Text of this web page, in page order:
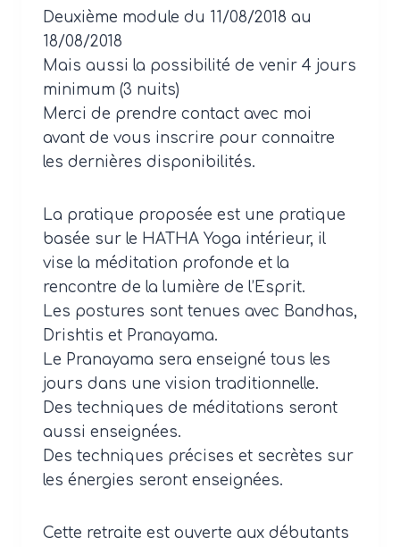
Deuxième module du 11/08/2018 au
18/08/2018
Mais aussi la possibilité de venir 4 jours
minimum (3 nuits)
Merci de prendre contact avec moi
avant de vous inscrire pour connaitre
les dernières disponibilités.
La pratique proposée est une pratique
basée sur le HATHA Yoga intérieur, il
vise la méditation profonde et la
rencontre de la lumière de l’Esprit.
Les postures sont tenues avec Bandhas,
Drishtis et Pranayama.
Le Pranayama sera enseigné tous les
jours dans une vision traditionnelle.
Des techniques de méditations seront
aussi enseignées.
Des techniques précises et secrètes sur
les énergies seront enseignées.
Cette retraite est ouverte aux débutants